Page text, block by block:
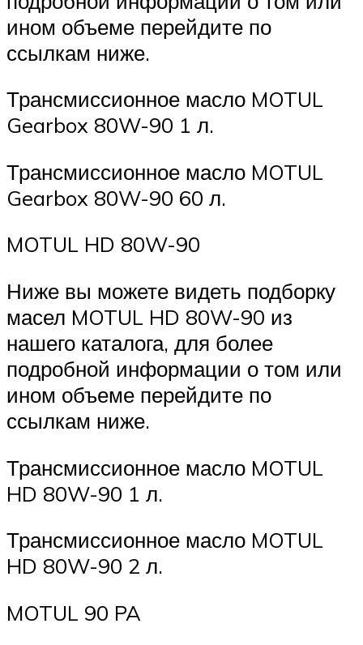
ином объеме перейдите по
ссылкам ниже.
Трансмиссионное масло MOTUL
Gearbox 80W-90 1 л.
Трансмиссионное масло MOTUL
Gearbox 80W-90 60 л.
MOTUL HD 80W-90
Ниже вы можете видеть подборку
масел MOTUL HD 80W-90 из
нашего каталога, для более
подробной информации о том или
ином объеме перейдите по
ссылкам ниже.
Трансмиссионное масло MOTUL
HD 80W-90 1 л.
Трансмиссионное масло MOTUL
HD 80W-90 2 л.
MOTUL 90 PA